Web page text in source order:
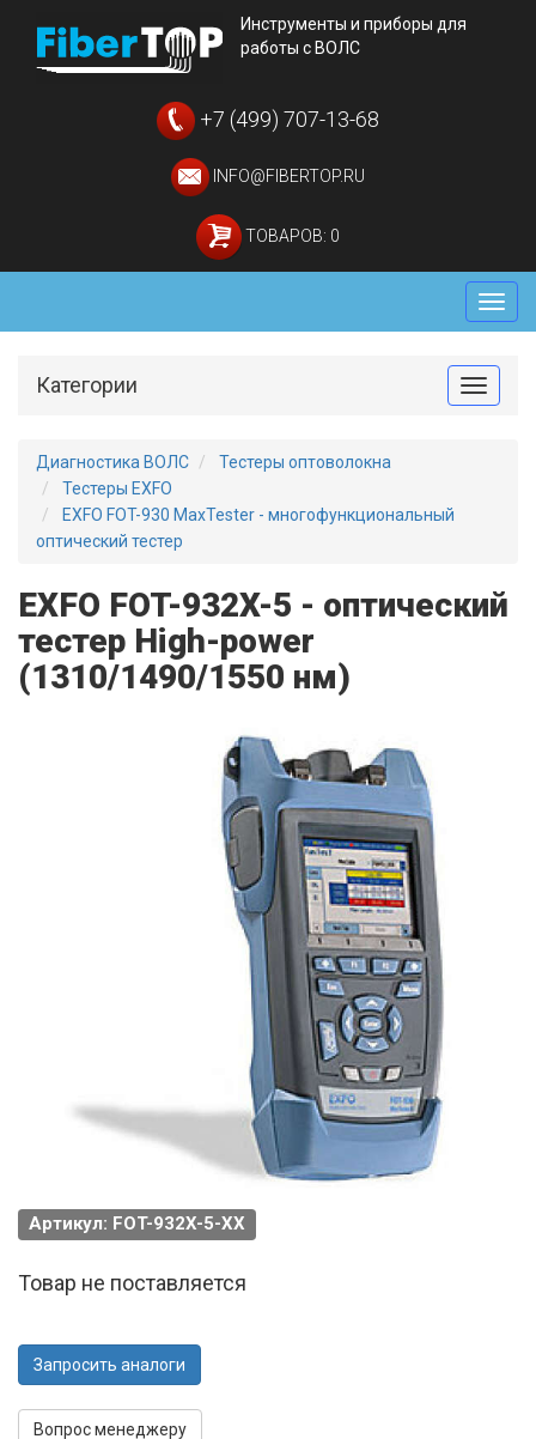
Инструменты и приборы для
работы с ВОЛС
+7 (499) 707-13-68
INFO@FIBERTOP.RU
ТОВАРОВ: 0
Меню
Toggle
Категории
Диагностика ВОЛС
Тестеры оптоволокна
Тестеры EXFO
EXFO FOT-930 MaxTester - многофункциональный
оптический тестер
EXFO FOT-932X-5 - оптический
тестер High-power
(1310/1490/1550 нм)
Артикул: FOT-932X-5-XX
Товар не поставляется
Запросить аналоги
Вопрос менеджеру